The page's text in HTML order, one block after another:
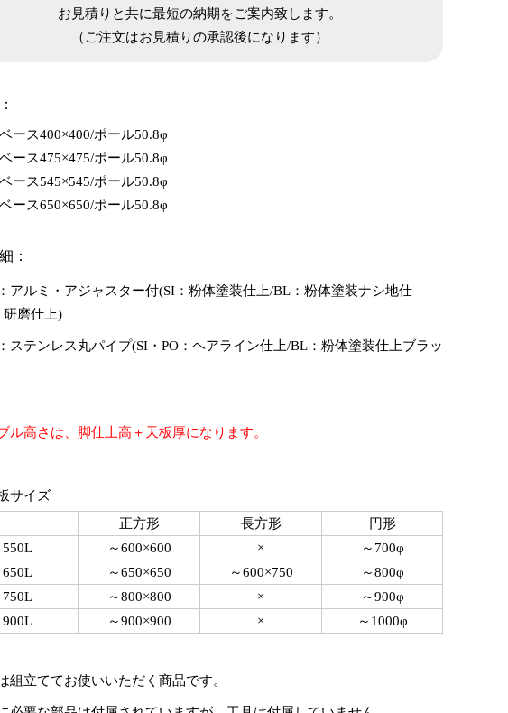
お見積りと共に最短の納期をご案内致します。
（ご注文はお見積りの承認後になります）
ース400×400/ポール50.8φ
ース475×475/ポール50.8φ
ース545×545/ポール50.8φ
ース650×650/ポール50.8φ
：
アルミ・アジャスター付(SI：粉体塗装仕上/BL：粉体塗装ナシ地仕
研磨仕上)
ステンレス丸パイプ(SI・PO：ヘアライン仕上/BL：粉体塗装仕上ブラッ
ル高さは、脚仕上高＋天板厚になります。
サイズ
正方形
長方形
円形
550L
～600×600 ×
～700φ
650L
～650×650 ～600×750
～800φ
750L
～800×800 ×
～900φ
900L
～900×900 × ～1000φ
組立ててお使いいただく商品です。